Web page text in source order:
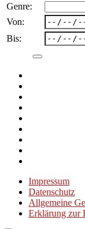
Genre:
Von:
Bis:
Impressum
Datenschutz
Allgemeine
Erklärung zur